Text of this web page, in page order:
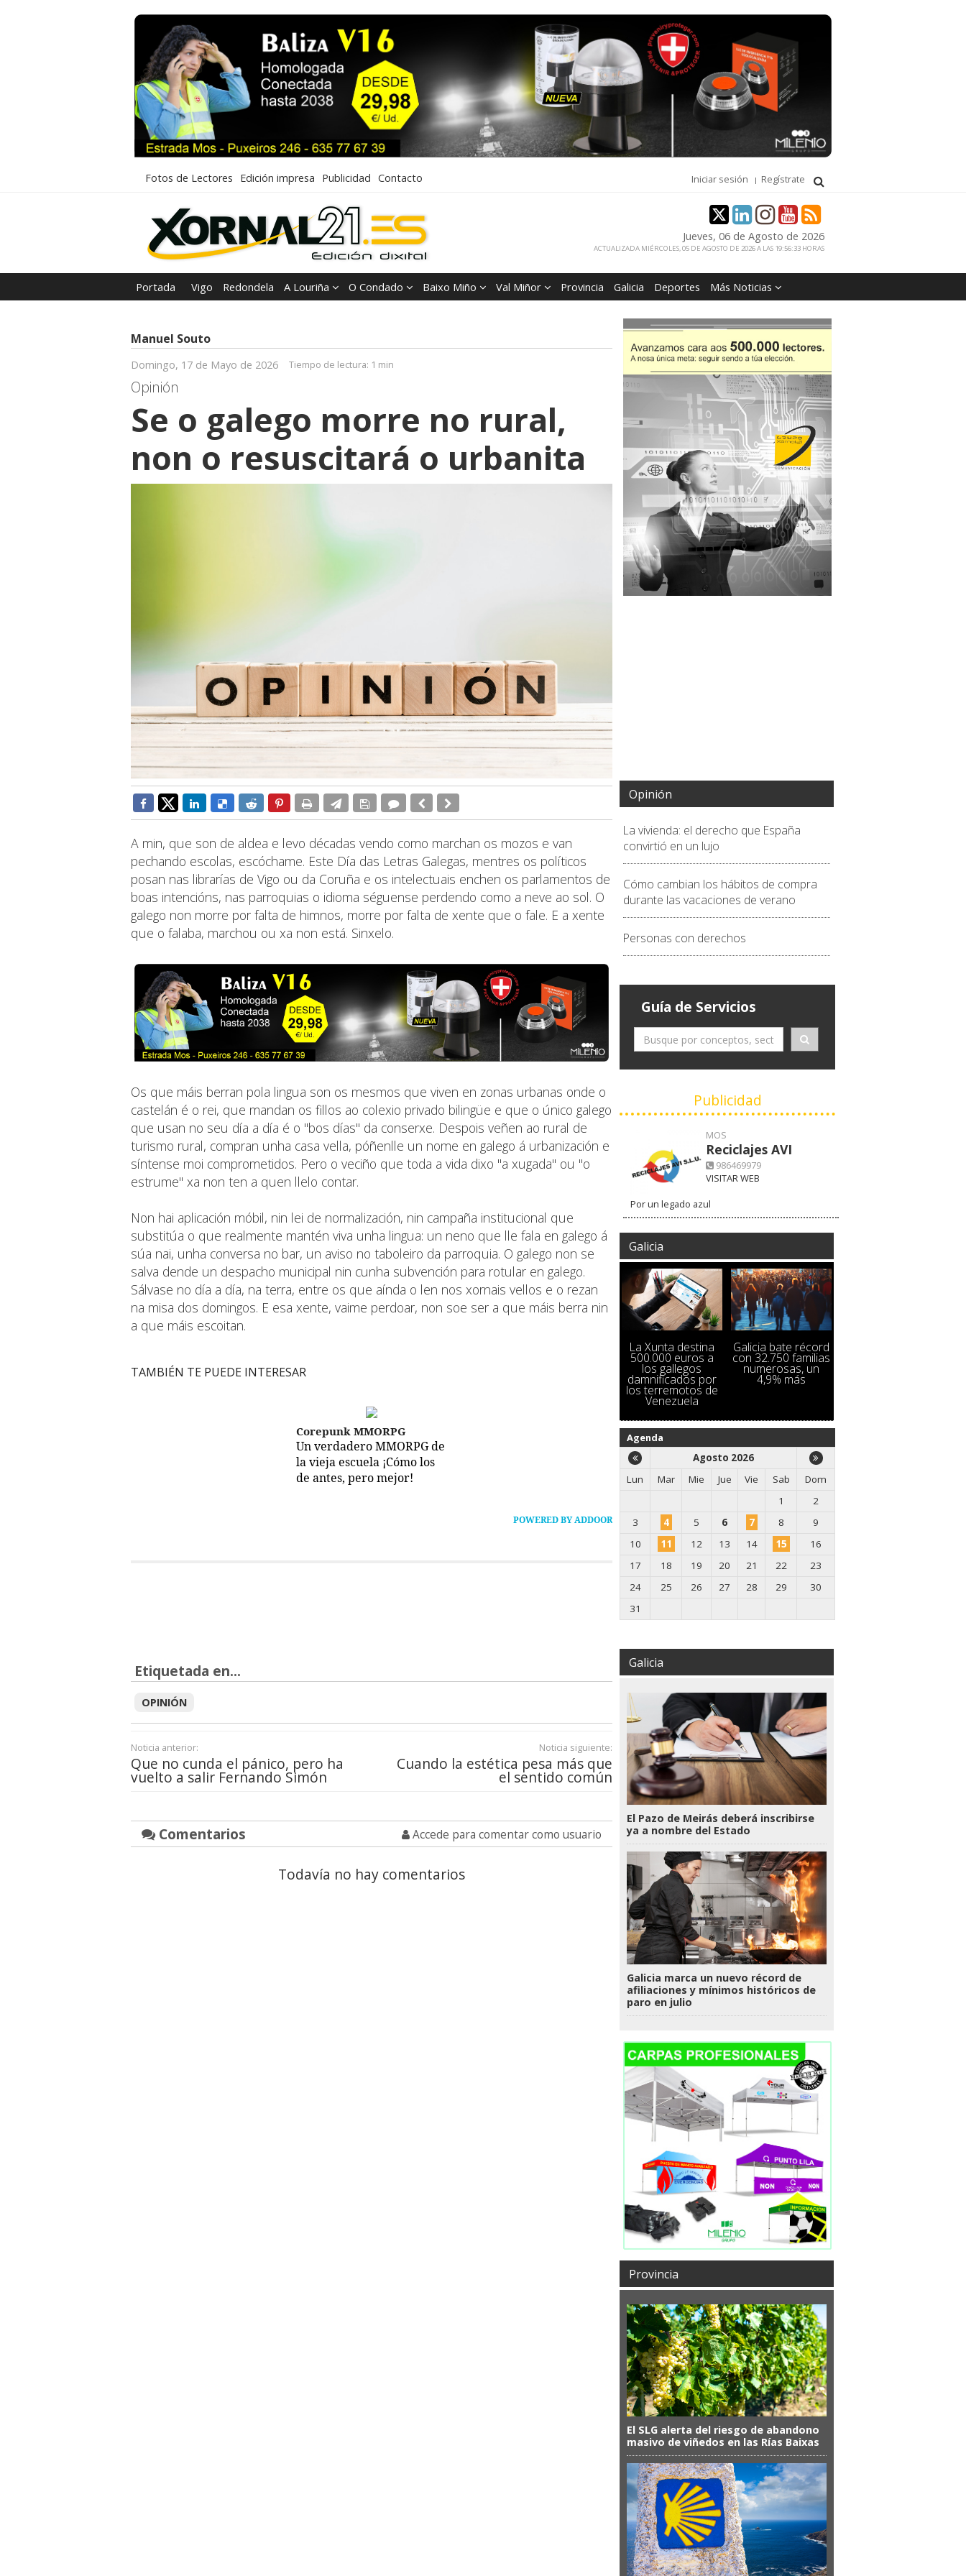
Fotos de Lectores Edición impresa Publicidad Contacto Iniciar sesión Regístrate
Jueves, 06 de Agosto de 2026
ACTUALIZADA MIÉRCOLES, 05 DE AGOSTO DE 2026 A LAS 19:56:33 HORAS
Portada Vigo Redondela A Louriña O Condado Baixo Miño Val Miñor Provincia Galicia Deportes Más Noticias
Manuel Souto
Domingo, 17 de Mayo de 2026 Tiempo de lectura: 1 min
Opinión
Se o galego morre no rural,
non o resuscitará o urbanita
A min, que son de aldea e levo décadas vendo como marchan os mozos e van
pechando escolas, escóchame. Este Día das Letras Galegas, mentres os políticos
posan nas librarías de Vigo ou da Coruña e os intelectuais enchen os parlamentos de
boas intencións, nas parroquias o idioma séguense perdendo como a neve ao sol. O
galego non morre por falta de himnos, morre por falta de xente que o fale. E a xente
que o falaba, marchou ou xa non está. Sinxelo.
Os que máis berran pola lingua son os mesmos que viven en zonas urbanas onde o
castelán é o rei, que mandan os fillos ao colexio privado bilingüe e que o único galego
que usan no seu día a día é o "bos días" da conserxe. Despois veñen ao rural de
turismo rural, compran unha casa vella, póñenlle un nome en galego á urbanización e
síntense moi comprometidos. Pero o veciño que toda a vida dixo "a xugada" ou "o
estrume" xa non ten a quen llelo contar.
Non hai aplicación móbil, nin lei de normalización, nin campaña institucional que
substitúa o que realmente mantén viva unha lingua: un neno que lle fala en galego á
súa nai, unha conversa no bar, un aviso no taboleiro da parroquia. O galego non se
salva dende un despacho municipal nin cunha subvención para rotular en galego.
Sálvase no día a día, na terra, entre os que aínda o len nos xornais vellos e o rezan
na misa dos domingos. E esa xente, vaime perdoar, non soe ser a que máis berra nin
a que máis escoitan.
TAMBIÉN TE PUEDE INTERESAR
Corepunk MMORPG
Un verdadero MMORPG de
la vieja escuela ¡Cómo los
de antes, pero mejor!
POWERED BY ADDOOR
Etiquetada en...
OPINIÓN
Noticia anterior:
Que no cunda el pánico, pero ha
vuelto a salir Fernando Simón
Noticia siguiente:
Cuando la estética pesa más que
el sentido común
Comentarios Accede para comentar como usuario
Todavía no hay comentarios
Opinión
La vivienda: el derecho que España
convirtió en un lujo
Cómo cambian los hábitos de compra
durante las vacaciones de verano
Personas con derechos
Guía de Servicios
Publicidad
MOS
Reciclajes AVI
986469979
VISITAR WEB
Por un legado azul
Galicia
La Xunta destina
500.000 euros a
los gallegos
damnificados por
los terremotos de
Venezuela
Galicia bate récord
con 32.750 familias
numerosas, un
4,9% más
Agenda
Agosto 2026
Lun
Mar Mie Jue Vie Sab
Dom
1
2
3
4 5 6 7 8
9
10
11 12 13 14 15
16
17
18 19 20 21 22
23
24
25 26 27 28 29
30
31
Galicia
El Pazo de Meirás deberá inscribirse
ya a nombre del Estado
Galicia marca un nuevo récord de
afiliaciones y mínimos históricos de
paro en julio
Provincia
El SLG alerta del riesgo de abandono
masivo de viñedos en las Rías Baixas